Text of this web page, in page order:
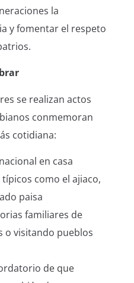
la
y fomentar el respeto
se realizan actos
conmemoran
cotidiana:
en casa
como el ajiaco,
paisa
familiares de
o visitando pueblos
de que